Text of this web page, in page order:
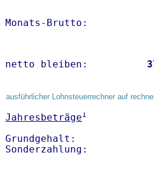
Monats-
netto bleiben:
ausführlicher Lohnsteuerrechner auf
Jahresbeträge1
Grundgehalt:
Sonderzahlung: